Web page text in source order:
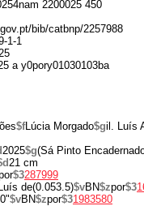
2200025 450
bib/catbnp/2257988
1-1
a y0pory01030103ba
$fLúcia Morgado$gil. Luís
2025$g(Sá Pinto
21 cm
$3287999
de(0.053.5)$vBN$zpor$3
$vBN$zpor$31983580